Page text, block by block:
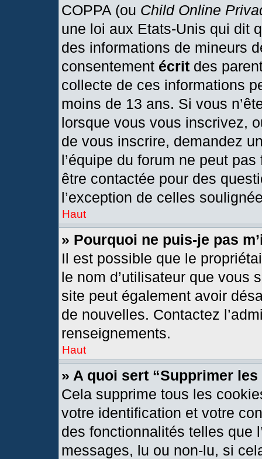
COPPA (ou Child Online
une loi aux Etats-Unis qui dit
des informations de mineurs
consentement écrit des
collecte de ces informations
moins de 13 ans. Si vous
lorsque vous vous inscrivez,
de vous inscrire, demandez
l’équipe du forum ne peut
être contactée pour des
l’exception de celles
Haut
» Pourquoi ne puis-je pas
Il est possible que le
le nom d’utilisateur que vous
site peut également avoir
de nouvelles. Contactez
renseignements.
Haut
» A quoi sert “Supprimer
Cela supprime tous les
votre identification et votre
des fonctionnalités telles que
messages, lu ou non-lu, si